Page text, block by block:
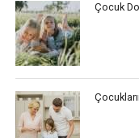
Çocuk